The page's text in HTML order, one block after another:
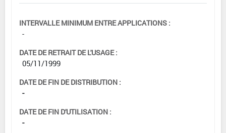
INTERVALLE MINIMUM ENTRE APPLICATIONS :
-
DATE DE RETRAIT DE L'USAGE :
05/11/1999
DATE DE FIN DE DISTRIBUTION :
-
DATE DE FIN D'UTILISATION :
-